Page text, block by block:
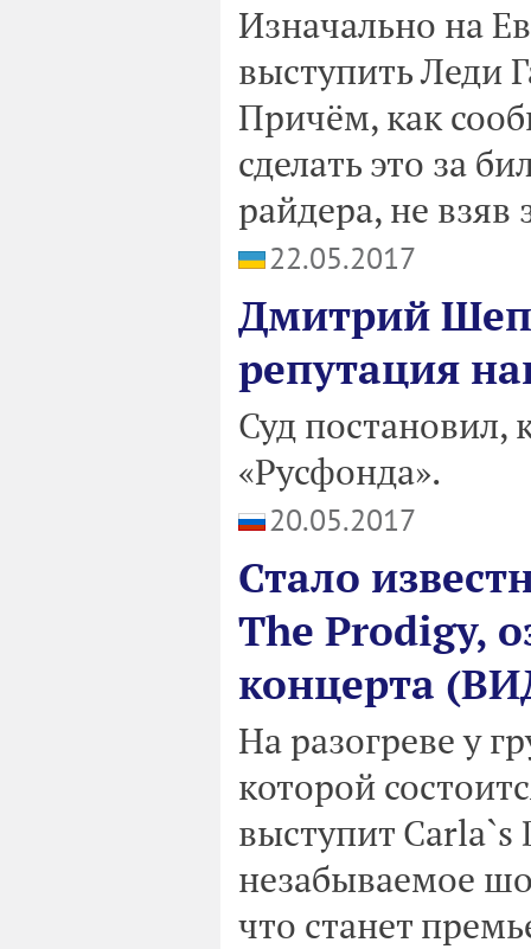
Изначально на
выступить Леди
Причём, как
сделать это за
райдера, не взяв
22.05.2017
Дмитрий
репутация
Суд
«Русфонда».
20.05.2017
Стало
The Prodigy,
концерта
На разогреве у
которой
выступит
незабываемое
что станет